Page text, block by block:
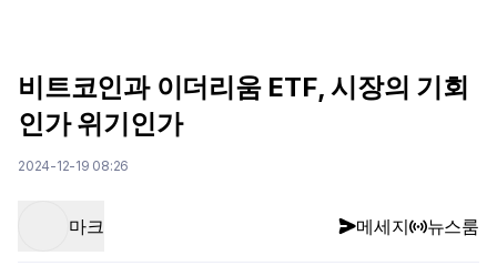
비트코인과 이더리움 ETF, 시장의 기회
인가 위기인가
2024-12-19 08:26
마크 메세지 뉴스룸